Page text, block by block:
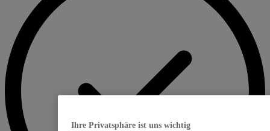
Ihre Privatsphäre ist uns wichtig